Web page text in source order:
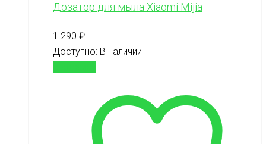
Дозатор для мыла Xiaomi Mijia
1 290 ₽
Доступно: В наличии